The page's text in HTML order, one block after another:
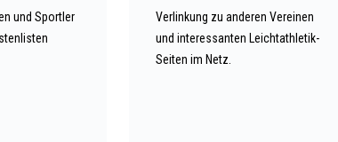
und Sportler
Verlinkung zu anderen Vereinen
und interessanten Leichtathletik-
Seiten im Netz.